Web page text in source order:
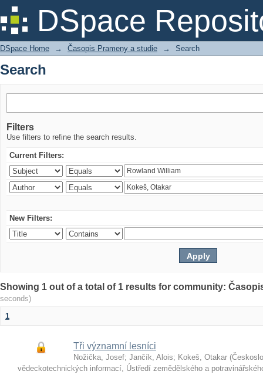
DSpace
Search
DSpace Home → Časopis Prameny a studie → Search
Search
Filters
Use filters to refine the search results.
Current Filters:
New Filters:
Showing 1 out of a total of 1 results for community:
seconds)
1
Tři významní lesníci
Nožička, Josef; Jančík, Alois; Kokeš, Otakar (
vědeckotechnických informací, Ústředí zemědělského a